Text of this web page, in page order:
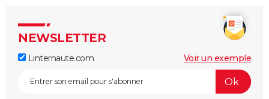
NEWSLETTER
Linternaute.com Voir un exemple